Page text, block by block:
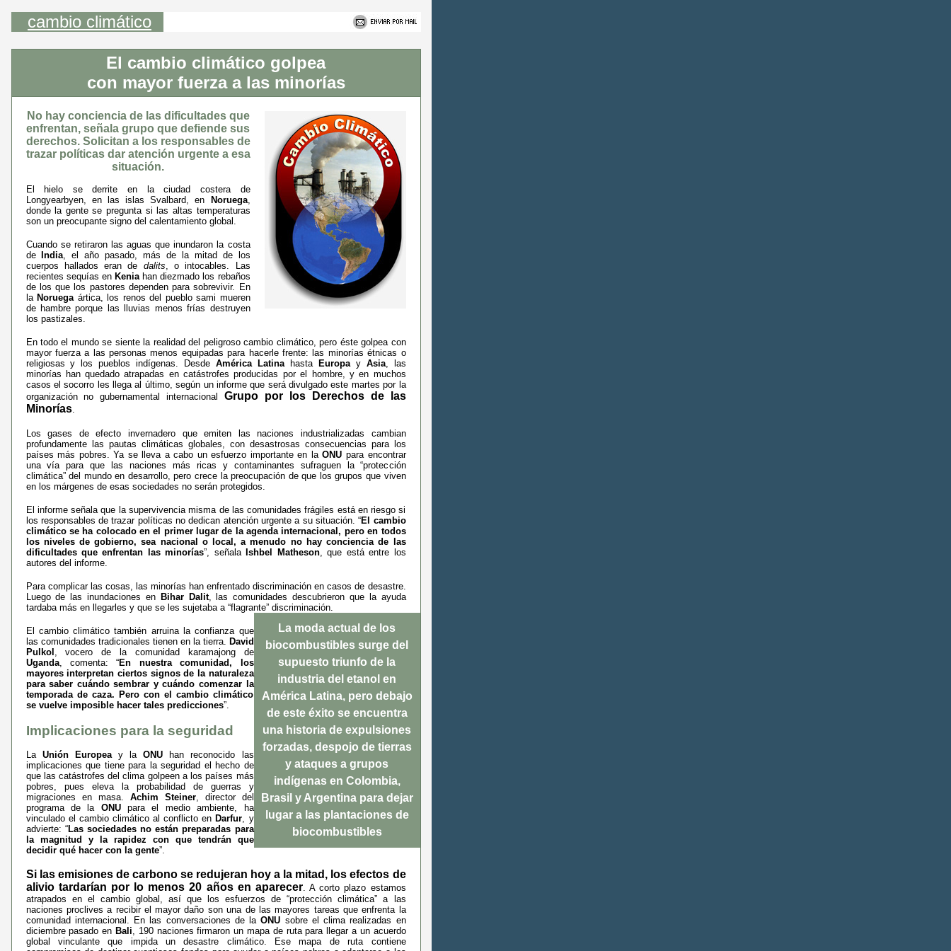
cambio climático
El cambio climático golpea
con mayor fuerza a las minorías
No hay conciencia de las dificultades que
enfrentan, señala grupo que defiende sus
derechos. Solicitan a los responsables de
trazar políticas dar atención urgente a esa
situación.
El hielo se derrite en la ciudad costera de
Longyearbyen, en las islas Svalbard, en
Noruega,
donde la gente se pregunta si las altas temperaturas
son un preocupante signo del calentamiento global.
Cuando se retiraron las aguas que inundaron la costa
de
India, el año pasado, más de la mitad de los
cuerpos hallados eran de dalits, o intocables. Las
recientes sequías en Keniahan diezmado los rebaños
de los que los pastores dependen para sobrevivir. En
laNoruegaártica, los renos del pueblo sami mueren
de hambre porque las lluvias menos frías destruyen
los pastizales.
En todo el mundo se siente la realidad del peligroso cambio climático, pero éste golpea con
mayor fuerza a las personas menos equipadas para hacerle frente: las minorías étnicas o
religiosas y los pueblos indígenas. Desde América Latinahasta Europa y Asia, las
minorías han quedado atrapadas en catástrofes producidas por el hombre, y en muchos
casos el socorro les llega al último, según un informe que será divulgado este martes por la
organización no gubernamental internacionalGrupo por los Derechos de las
Minorías.
Los gases de efecto invernadero que emiten las naciones industrializadas cambian
profundamente las pautas climáticas globales, con desastrosas consecuencias para los
países más pobres. Ya se lleva a cabo un esfuerzo importante en laONU para encontrar
una vía para que las naciones más ricas y contaminantes sufraguen la “protección
climática” del mundo en desarrollo, pero crece la preocupación de que los grupos que viven
en los márgenes de esas sociedades no serán protegidos.
El informe señala que la supervivencia misma de las comunidades frágiles está en riesgo si
los responsables de trazar políticas no dedican atención urgente a su situación. “El cambio
climático se ha colocado en el primer lugar de la agenda internacional, pero en todos
los niveles de gobierno, sea nacional o local, a menudo no hay conciencia de las
dificultades que enfrentan las minorías”, señala Ishbel Matheson, que está entre los
autores del informe.
Para complicar las cosas, las minorías han enfrentado discriminación en casos de desastre.
Luego de las inundaciones en Bihar Dalit, las comunidades descubrieron que la ayuda
tardaba más en llegarles y que se les sujetaba a “flagrante” discriminación.
La moda actual de los
biocombustibles surge del
supuesto triunfo de la
industria del etanol en
América Latina, pero debajo
de este éxito se encuentra
una historia de expulsiones
forzadas, despojo de tierras
y ataques a grupos
indígenas en Colombia,
Brasil y Argentina para dejar
lugar a las plantaciones de
biocombustibles
El cambio climático también arruina la confianza que
las comunidades tradicionales tienen en la tierra. David
Pulkol , vocero de la comunidad karamajong de
Uganda, comenta: “En nuestra comunidad, los
mayores interpretan ciertos signos de la naturaleza
para saber cuándo sembrar y cuándo comenzar la
temporada de caza. Pero con el cambio climático
se vuelve imposible hacer tales predicciones”.
Implicaciones para la seguridad
La Unión Europeay laONU han reconocido las
implicaciones que tiene para la seguridad el hecho de
que las catástrofes del clima golpeen a los países más
pobres, pues eleva la probabilidad de guerras y
migraciones en masa. Achim Steiner, director del
programa de la ONUpara el medio ambiente, ha
vinculado el cambio climático al conflicto en Darfur, y
advierte: “Las sociedades no están preparadas para
la magnitud y la rapidez con que tendrán que
decidir qué hacer con la gente”.
Si las emisiones de carbono se redujeran hoy a la mitad, los efectos de
alivio tardarían por lo menos 20 años en aparecer. A corto plazo estamos
atrapados en el cambio global, así que los esfuerzos de “protección climática” a las
naciones proclives a recibir el mayor daño son una de las mayores tareas que enfrenta la
comunidad internacional. En las conversaciones de laONU sobre el clima realizadas en
diciembre pasado en Bali, 190 naciones firmaron un mapa de ruta para llegar a un acuerdo
global vinculante que impida un desastre climático. Ese mapa de ruta contiene